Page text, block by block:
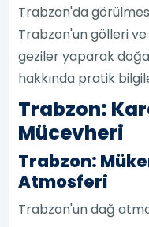
Trabzon'da
Trabzon'un gölleri
geziler yaparak
hakkında pratik
Trabzon:
Mücevheri
Trabzon:
Atmosferi
Trabzon'un dağ